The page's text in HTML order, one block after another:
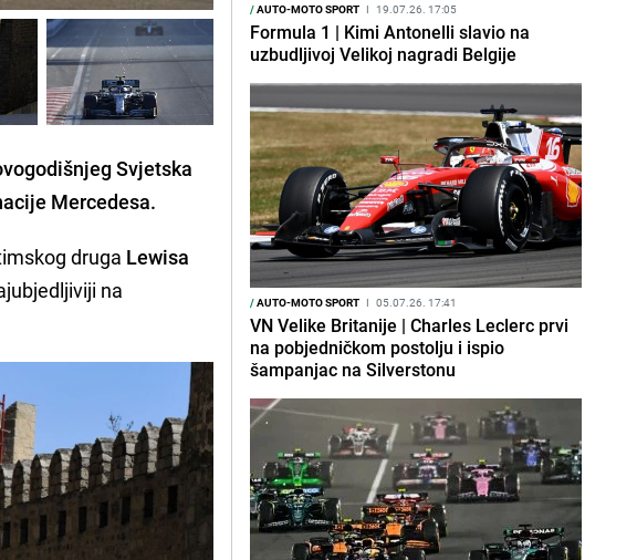
Svjetska
Mercedesa.
druga Lewisa
na
/AUTO-MOTO SPORT I 19.07.26. 17:05
Formula 1 | Kimi Antonelli slavio na
uzbudljivoj Velikoj nagradi Belgije
/AUTO-MOTO SPORT I 05.07.26. 17:41
VN Velike Britanije | Charles Leclerc prvi
na pobjedničkom postolju i ispio
šampanjac na Silverstonu